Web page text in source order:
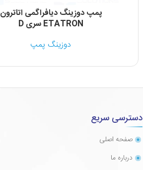
پمپ دوزینگ دیافراگمی اتاترون
ETATRON سری D
دوزینگ پمپ
دسترسی سریع
صفحه اصلی
درباره ما